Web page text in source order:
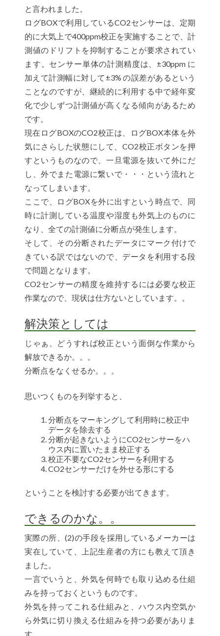
と言われました。
ログBOXで利用しているCO2センサーは、定期
的に大気上で400ppm校正を実施することで、計
測値のドリフトを抑制することが要求されてい
ます。センサー単体の計測精度は、±30ppm に
加えて計測幅に対して±3% の誤差があるという
ことなのですが、継続的に利用する中で経年変
化で少しずつ計測値が高くなる傾向があるため
です。
現在ログBOXのCO2校正は、ログBOX本体を外
気にさらした状態にして、CO2校正ボタンを押
すというものなので、一旦電源を抜いて外にだ
し、外でまた電源に繋いで・・・という流れと
なってしまいます。
ここで、ログBOXを外に出すという時点で、同
時に計測している温度や湿度も外気上のものに
なり、全ての計測値に分断点が発生します。
そして、その分断されたデータにマーク付けで
きている訳ではないので、データを利用する段
で問題となります。
CO2センサーの精度を維持するには必要な校正
作業なので、現状は仕方ないとしています。。
解決策としては
じゃぁ、どうすれば校正という面倒な作業から
解放できるか。。。
分断点をなくせるか。。。
思いつくものを列挙すると、
分断点をマーキングして利用時に校正中
データを除去する
分断が起きないようにCO2センサーをハ
ウス内に置いたまま校正する
校正不要なCO2センサーを利用する
CO2センサーだけを外せる形にする
ということを検討する必要が出てきます。
できるのかな。。
実際の所、(2)の手段を採用しているメーカーは
実在していて、上記生産者の方にも教えて頂き
ました。
一言でいうと、外気を何時でも取り込める仕組
みを持っておくというものです。
外気を持ってこれる仕組みと、ハウス内空気か
ら外気に切り換える仕組みを持つ必要がありま
す。